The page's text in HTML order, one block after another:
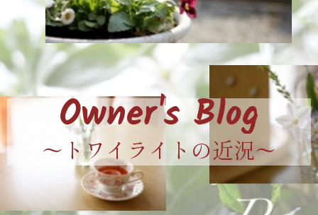
Owner's Blog
〜トワイライトの近況〜